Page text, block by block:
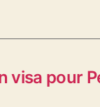
visa pour